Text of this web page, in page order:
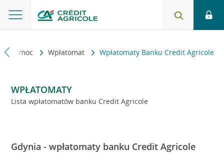
i pomoc Wpłatomat Wpłatomaty Banku Credit Agricole
WPŁATOMATY
Lista wpłatomatów banku Credit Agricole
Gdynia - wpłatomaty banku Credit Agricole